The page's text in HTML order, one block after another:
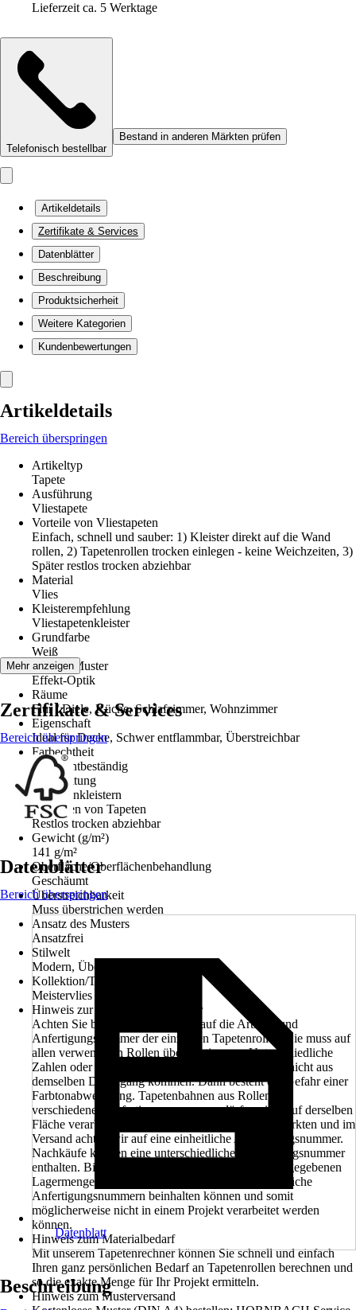
Lieferzeit ca. 5 Werktage
Telefonisch bestellbar
Bestand in anderen Märkten prüfen
Artikeldetails
Zertifikate & Services
Datenblätter
Beschreibung
Produktsicherheit
Weitere Kategorien
Kundenbewertungen
Artikeldetails
Bereich überspringen
Artikeltyp
Tapete
Ausführung
Vliestapete
Vorteile von Vliestapeten
Einfach, schnell und sauber: 1) Kleister direkt auf die Wand
rollen, 2) Tapetenrollen trocken einlegen - keine Weichzeiten, 3)
Später restlos trocken abziehbar
Material
Vlies
Kleisterempfehlung
Vliestapetenkleister
Grundfarbe
Weiß
Dekor / Muster
Effekt-Optik
Räume
Flur / Diele, Küche, Schlafzimmer, Wohnzimmer
Eigenschaft
Ideal für Decke, Schwer entflammbar, Überstreichbar
Farbechtheit
Gut Lichtbeständig
Verarbeitung
Wand einkleistern
Entfernen von Tapeten
Restlos trocken abziehbar
Gewicht (g/m²)
141 g/m²
Oberfläche/Oberflächenbehandlung
Geschäumt
Überstreichbarkeit
Muss überstrichen werden
Ansatz des Musters
Ansatzfrei
Stilwelt
Modern, Überstreichen
Kollektion/Tapetenbuch
Meistervlies PRO Protect
Hinweis zur Anfertigungsnummer
Achten Sie beim Kauf unbedingt auf die Artikel- und
Anfertigungsnummer der einzelnen Tapetenrollen. Sie muss auf
allen verwendeten Rollen übereinstimmen. Unterschiedliche
Zahlen oder Buchstaben bedeuten, dass die Rollen nicht aus
demselben Druckgang kommen. Dann besteht die Gefahr einer
Farbtonabweichung. Tapetenbahnen aus Rollen mit
verschiedenen Anfertigungsnummern dürfen nicht auf derselben
Fläche verarbeitet werden. Beim Verkauf in den Märkten und im
Versand achten wir auf eine einheitliche Anfertigungsnummer.
Nachkäufe können eine unterschiedliche Anfertigungsnummer
enthalten. Bitte beachten Sie außerdem, dass die angegebenen
Lagermengen in den Märkten ebenfalls unterschiedliche
Anfertigungsnummern beinhalten können und somit
möglicherweise nicht in einem Projekt verarbeitet werden
können.
Hinweis zum Materialbedarf
Mit unserem Tapetenrechner können Sie schnell und einfach
Ihren ganz persönlichen Bedarf an Tapetenrollen berechnen und
so die exakte Menge für Ihr Projekt ermitteln.
Hinweis zum Musterversand
Mehr anzeigen
Zertifikate & Services
Bereich überspringen
Datenblätter
Bereich überspringen
Datenblatt
Beschreibung